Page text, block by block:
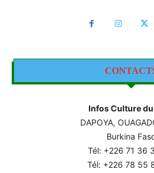
Infos Culture du
DAPOYA,
Burkina
Tél: +226 71 36
Tél: +226 78 55